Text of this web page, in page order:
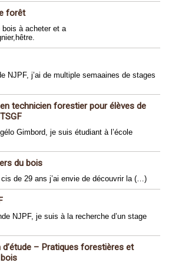
forêt
bois à acheter et a
NJPF, j’ai de multiple semaaines de stages
technicien forestier pour élèves de
Gimbord, je suis étudiant à l’école
du bois
de 29 ans j’ai envie de découvrir la (…)
NJPF, je suis à la recherche d’un stage
d’étude – Pratiques forestières et